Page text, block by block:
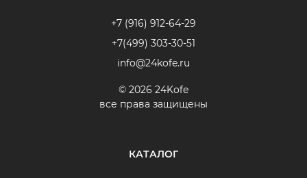
+7 (916) 912-64-29
+7(499) 303-30-51
info@24kofe.ru
© 2026 24Kofe
все права защищены
КАТАЛОГ